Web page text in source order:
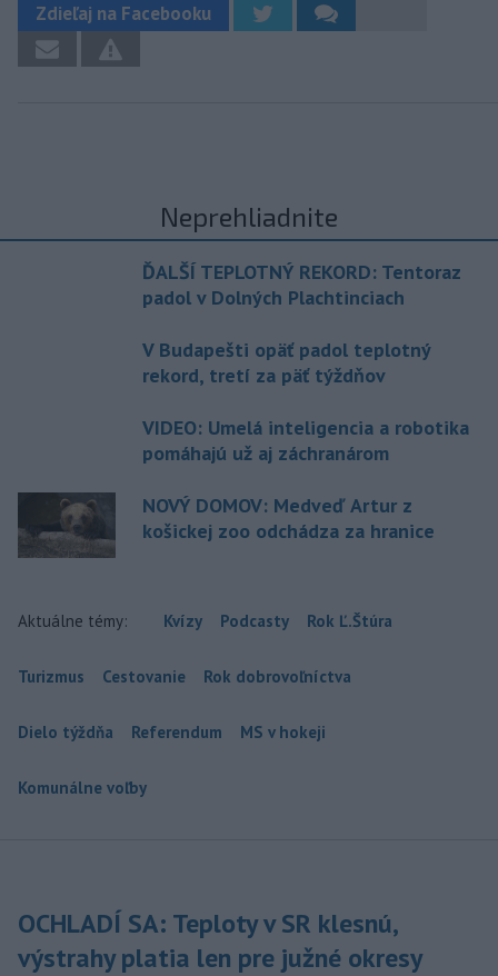
Zdieľaj na Facebooku
Neprehliadnite
ĎALŠÍ TEPLOTNÝ REKORD: Tentoraz
padol v Dolných Plachtinciach
V Budapešti opäť padol teplotný
rekord, tretí za päť týždňov
VIDEO: Umelá inteligencia a robotika
pomáhajú už aj záchranárom
NOVÝ DOMOV: Medveď Artur z
košickej zoo odchádza za hranice
Aktuálne témy: Kvízy Podcasty Rok Ľ.Štúra
Turizmus Cestovanie Rok dobrovoľníctva
Dielo týždňa Referendum MS v hokeji
Komunálne voľby
OCHLADÍ SA: Teploty v SR klesnú,
výstrahy platia len pre južné okresy